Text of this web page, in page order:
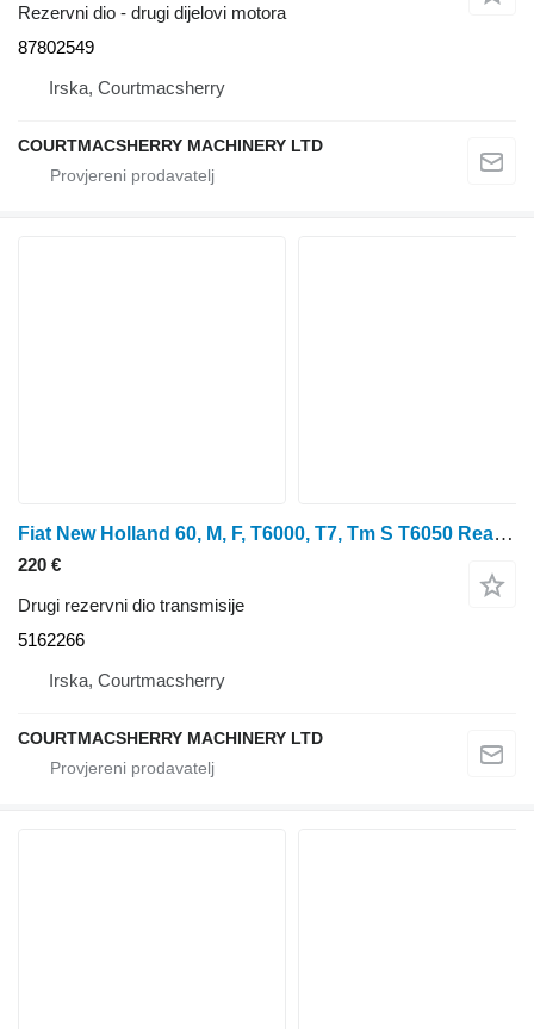
Rezervni dio - drugi dijelovi motora
87802549
Irska, Courtmacsherry
COURTMACSHERRY MACHINERY LTD
Fiat New Holland 60, M, F, T6000, T7, Tm S T6050 Rear Axle Ring 5162266 za New Holland T6070, T6030, T6050 traktora na kotačima
220 €
Drugi rezervni dio transmisije
5162266
Irska, Courtmacsherry
COURTMACSHERRY MACHINERY LTD